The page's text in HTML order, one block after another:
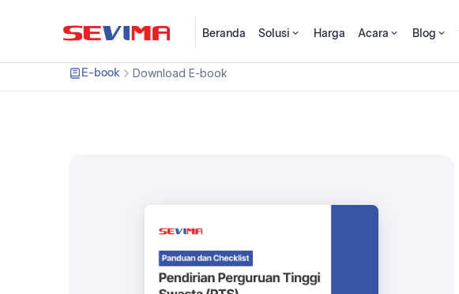
Beranda Solusi Harga Acara Blog
E-book Download E-book